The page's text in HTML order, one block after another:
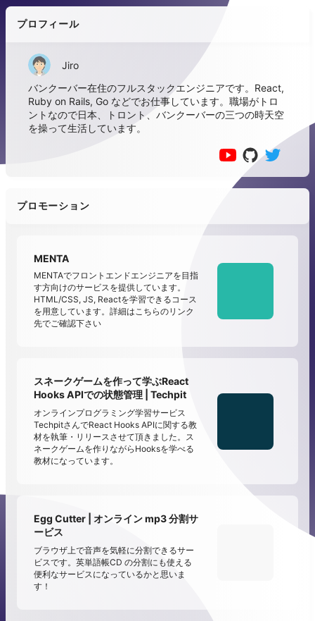
プロフィール
Jiro
バンクーバー在住のフルスタックエンジニアです。React,
Ruby on Rails, Go などでお仕事しています。職場がトロ
ントなので日本、トロント、バンクーバーの三つの時天空
を操って生活しています。
プロモーション
MENTA
MENTAでフロントエンドエンジニアを目指
す方向けのサービスを提供しています。
HTML/CSS, JS, Reactを学習できるコース
を用意しています。詳細はこちらのリンク
先でご確認下さい
スネークゲームを作って学ぶReact
Hooks APIでの状態管理 | Techpit
オンラインプログラミング学習サービス
TechpitさんでReact Hooks APIに関する教
材を執筆・リリースさせて頂きました。ス
ネークゲームを作りながらHooksを学べる
教材になっています。
Egg Cutter | オンライン mp3 分割サ
ービス
ブラウザ上で音声を気軽に分割できるサー
ビスです。英単語帳CD の分割にも使える
便利なサービスになっているかと思いま
す！